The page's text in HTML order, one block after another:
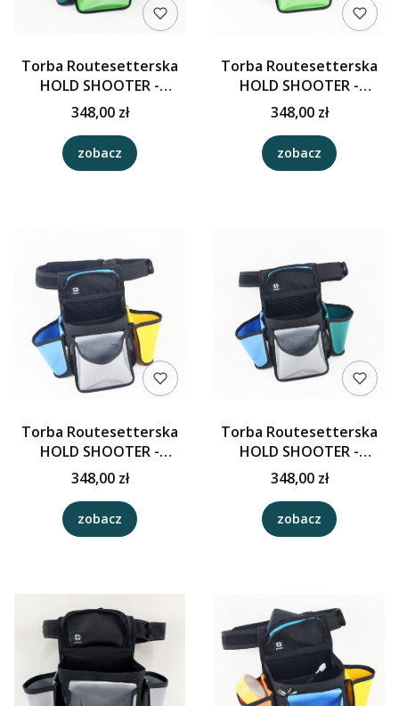
Torba Routesetterska
HOLD SHOOTER -
Czarny/Zielony/Malachit
/Szary
348,00 zł
zobacz
Torba Routesetterska
HOLD SHOOTER -
Czarny/Zielony/
Malachit/ Fiolet
348,00 zł
zobacz
Torba Routesetterska
HOLD SHOOTER -
Czarny/Szary/Niebieski/
Żółty
348,00 zł
zobacz
Torba Routesetterska
HOLD SHOOTER -
Czarny/Szary/
Niebieski/Malachite
348,00 zł
zobacz